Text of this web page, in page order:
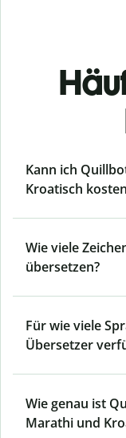
Kann ich
Kroatisch
Wie viele
übersetzen?
Für wie viele
Übersetzer
Wie genau ist
Marathi und